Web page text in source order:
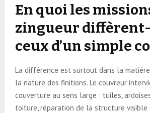
En quoi les
zingueur
ceux d’un simple
La différence est surtout dans la
la nature des finitions. Le couvreur
couverture au sens large : tuiles,
toiture, réparation de la structure